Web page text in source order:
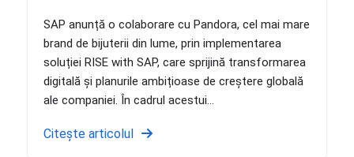
SAP anunță o colaborare cu Pandora, cel mai mare
brand de bijuterii din lume, prin implementarea
soluției RISE with SAP, care sprijină transformarea
digitală și planurile ambițioase de creștere globală
ale companiei. În cadrul acestui...
Citește articolul